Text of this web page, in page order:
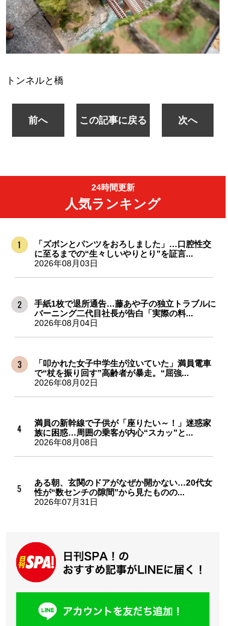
トンネルと橋
前へ この記事に戻る 次へ
24時間更新
人気ランキング
「ズボンとパンツをおろしました」…口腔性交
に至るまでの“生々しいやりとり”を証言...
2026年08月03日
手紙1枚で退所通告…藤あや子の独立トラブルに
バーニング二代目社長が告白「実際の料...
2026年08月04日
「叩かれた女子中学生が泣いていた」満員電車
で“杖を振り回す”高齢者が暴走。“屈強...
2026年08月02日
満員の新幹線で子供が「座りたい～！」迷惑家
族に困惑…周囲の乗客が内心“スカッ”と...
2026年08月08日
ある朝、玄関のドアがなぜか開かない…20代女
性が“数センチの隙間”から見たものの...
2026年07月31日